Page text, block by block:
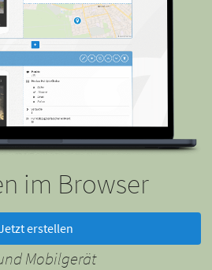
im Browser
erstellen
Mobilgerät